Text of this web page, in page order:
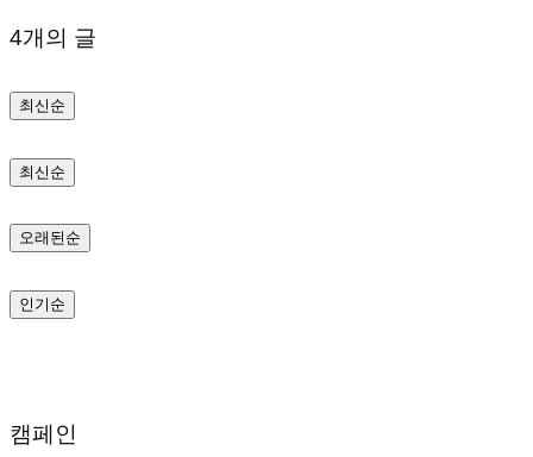
로
로
가
4개의 글
최신순
최신순
오래된순
인기순
캠페인